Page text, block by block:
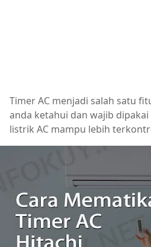
Timer AC menjadi salah satu
anda ketahui dan wajib
listrik AC mampu lebih